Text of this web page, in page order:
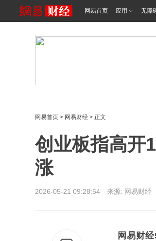
网易首页 应用 无障
网易首页 > 网易财经 > 正文
创业板指高开
涨
2026-05-21 09:28:54 来源: 网易财经
网易财